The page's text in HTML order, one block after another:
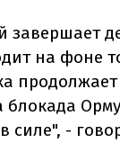
завершает
на фоне
продолжает
силе", -